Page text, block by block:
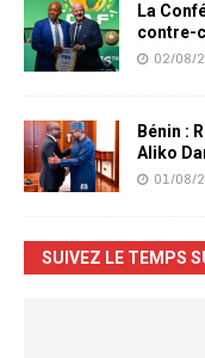
La
contre-
02/08/
Bénin :
Aliko
01/08/
SUIVEZ LE TEMPS